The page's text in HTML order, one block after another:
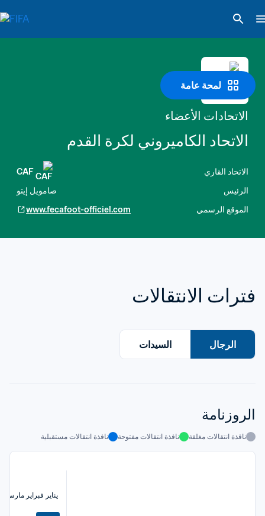
لمحة عامة
الاتحادات الأعضاء
الاتحاد الكاميروني لكرة القدم
الاتحاد القاري
CAF
الرئيس
صامويل إيتو
الموقع الرسمي
www.fecafoot-officiel.com
فترات الانتقالات
الرجال السيدات
الروزنامة
نافذة انتقالات مغلقة نافذة انتقالات مفتوحة نافذة انتقالات مستقبلية
يناير فبراير مارس